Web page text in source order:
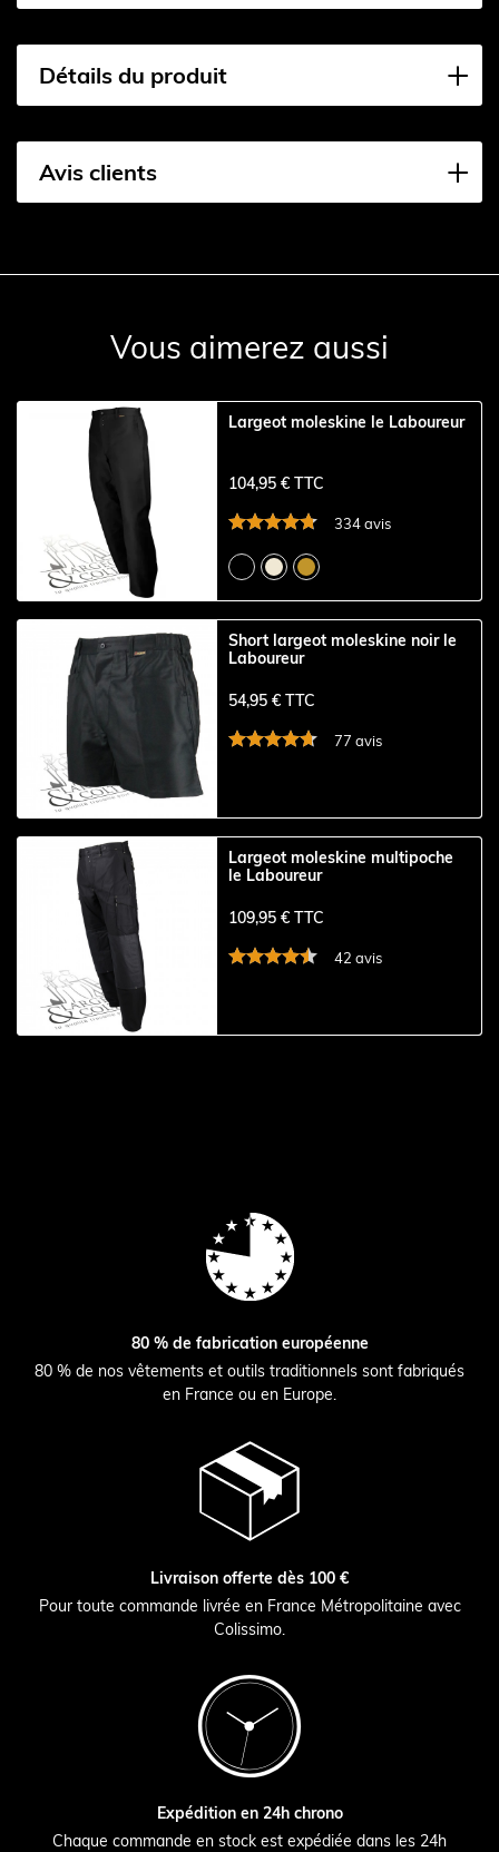
Détails du produit
Avis clients
Vous aimerez aussi
Largeot moleskine le Laboureur
104,95 € TTC
334 avis
Short largeot moleskine noir le
Laboureur
54,95 € TTC
77 avis
Largeot moleskine multipoche
le Laboureur
109,95 € TTC
42 avis
80 % de fabrication européenne
80 % de nos vêtements et outils traditionnels sont fabriqués
en France ou en Europe.
Livraison offerte dès 100 €
Pour toute commande livrée en France Métropolitaine avec
Colissimo.
Expédition en 24h chrono
Chaque commande en stock est expédiée dans les 24h